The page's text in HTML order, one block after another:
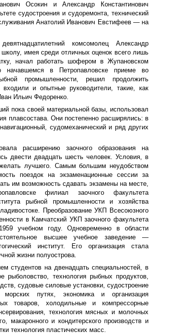
Осокин и Александр Константинович
судостроения и судоремонта, технический
Анатолий Иванович Евстифеев — на
комсомолец Александр
имея среди отличных оценок всего лишь
начал работать шофером в Жупановском
начавшемся в Петропавловске приеме во
промышленности, решил продолжить
и опытные руководители, такие, как
Ильич Федоренко.
пока своей материальной базы, использовал
плавсостава. Они постепенно расширялись: в
судомеханический и ряд других
расширению заочного образования на
двести двадцать шесть человек. Условия, в
лучшего. Самым большим неудобством
поездок на экзаменационные сессии за
им возможность сдавать экзамены на месте,
филиал заочного факультета
рыбной промышленности и хозяйства
Преобразование УКП Всесоюзного
в Камчатский УКП заочного факультета
учебном году. Одновременно в области
высшее учебное заведение —
институт. Его организация стала
жизни полуострова.
студентов на двенадцать специальностей, в
технология рыбных продуктов,
судовые силовые установки, судостроение
путях, экономика и организация
товаров, холодильные и компрессорные
технология мясных и молочных
макаронного и кондитерского производств и
технология пластических масс.